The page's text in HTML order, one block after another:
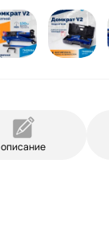
описание